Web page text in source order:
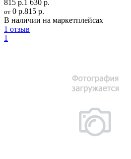
815 р.1 630 р.
от 0 р.815 р.
В наличии на маркетплейсах
1 отзыв
1